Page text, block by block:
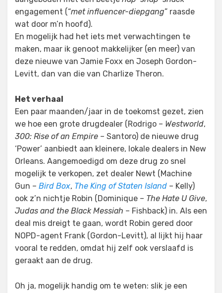
engagement (“met influencer-diepgang” raasde
wat door m’n hoofd).
En mogelijk had het iets met verwachtingen te
maken, maar ik genoot makkelijker (en meer) van
deze nieuwe van Jamie Foxx en Joseph Gordon-
Levitt, dan van die van Charlize Theron.
Het verhaal
Een paar maanden/jaar in de toekomst gezet, zien
we hoe een grote drugdealer (Rodrigo – Westworld,
300: Rise of an Empire – Santoro) de nieuwe drug
‘Power’ aanbiedt aan kleinere, lokale dealers in New
Orleans. Aangemoedigd om deze drug zo snel
mogelijk te verkopen, zet dealer Newt (Machine
Gun – Bird Box, The King of Staten Island – Kelly)
ook z’n nichtje Robin (Dominique – The Hate U Give,
Judas and the Black Messiah – Fishback) in. Als een
deal mis dreigt te gaan, wordt Robin gered door
NOPD-agent Frank (Gordon-Levitt), al lijkt hij haar
vooral te redden, omdat hij zelf ook verslaafd is
geraakt aan de drug.
Oh ja, mogelijk handig om te weten: slik je een